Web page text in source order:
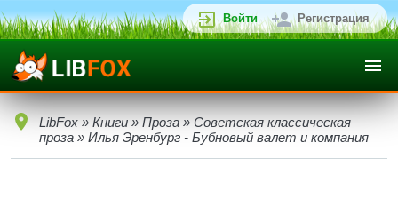
Войти Регистрация
LibFox » Книги » Проза » Советская классическая
проза » Илья Эренбург - Бубновый валет и компания